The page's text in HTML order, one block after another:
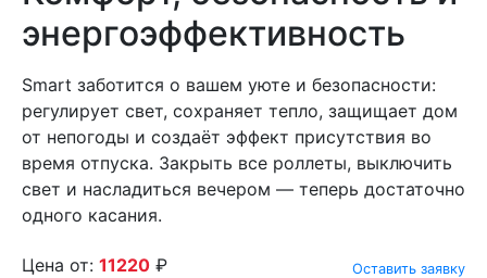
энергоэффективность
Smart заботится о вашем уюте и безопасности:
регулирует свет, сохраняет тепло, защищает дом
от непогоды и создаёт эффект присутствия во
время отпуска. Закрыть все роллеты, выключить
свет и насладиться вечером — теперь достаточно
одного касания.
Цена от: 11220₽ Оставить заявку